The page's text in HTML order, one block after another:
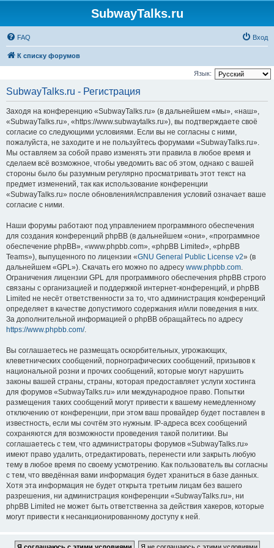
SubwayTalks.ru
FAQ Вход
К списку форумов
Язык:
SubwayTalks.ru - Регистрация
Заходя на конференцию «SubwayTalks.ru» (в дальнейшем «мы», «наш»,
«SubwayTalks.ru», «https://www.subwaytalks.ru»), вы подтверждаете своё
согласие со следующими условиями. Если вы не согласны с ними,
пожалуйста, не заходите и не пользуйтесь форумами «SubwayTalks.ru».
Мы оставляем за собой право изменять эти правила в любое время и
сделаем всё возможное, чтобы уведомить вас об этом, однако с вашей
стороны было бы разумным регулярно просматривать этот текст на
предмет изменений, так как использование конференции
«SubwayTalks.ru» после обновления/исправления условий означает ваше
согласие с ними.
Наши форумы работают под управлением программного обеспечения
для создания конференций phpBB (в дальнейшем «они», «программное
обеспечение phpBB», «www.phpbb.com», «phpBB Limited», «phpBB
Teams»), выпущенного по лицензии «GNU General Public License v2» (в
дальнейшем «GPL»). Скачать его можно по адресу www.phpbb.com.
Ограничения лицензии GPL для программного обеспечения phpBB строго
связаны с организацией и поддержкой интернет-конференций, и phpBB
Limited не несёт ответственности за то, что администрация конференций
определяет в качестве допустимого содержания и/или поведения в них.
За дополнительной информацией о phpBB обращайтесь по адресу
https://www.phpbb.com/.
Вы соглашаетесь не размещать оскорбительных, угрожающих,
клеветнических сообщений, порнографических сообщений, призывов к
национальной розни и прочих сообщений, которые могут нарушить
законы вашей страны, страны, которая предоставляет услуги хостинга
для форумов «SubwayTalks.ru» или международное право. Попытки
размещения таких сообщений могут привести к вашему немедленному
отключению от конференции, при этом ваш провайдер будет поставлен в
известность, если мы сочтём это нужным. IP-адреса всех сообщений
сохраняются для возможности проведения такой политики. Вы
соглашаетесь с тем, что администраторы форумов «SubwayTalks.ru»
имеют право удалить, отредактировать, перенести или закрыть любую
тему в любое время по своему усмотрению. Как пользователь вы согласны
с тем, что введённая вами информация будет храниться в базе данных.
Хотя эта информация не будет открыта третьим лицам без вашего
разрешения, ни администрация конференции «SubwayTalks.ru», ни
phpBB Limited не может быть ответственна за действия хакеров, которые
могут привести к несанкционированному доступу к ней.